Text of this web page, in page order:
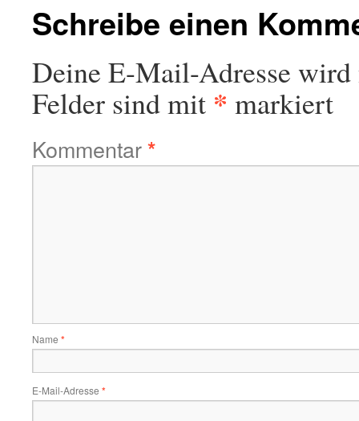
Schreibe einen
Deine E-Mail-Adresse
Felder sind mit * markiert
Kommentar*
Name *
E-Mail-Adresse *